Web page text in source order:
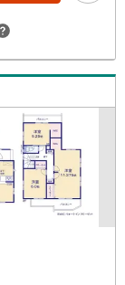
HOUSE CLUBで
ポート、Club Off
す